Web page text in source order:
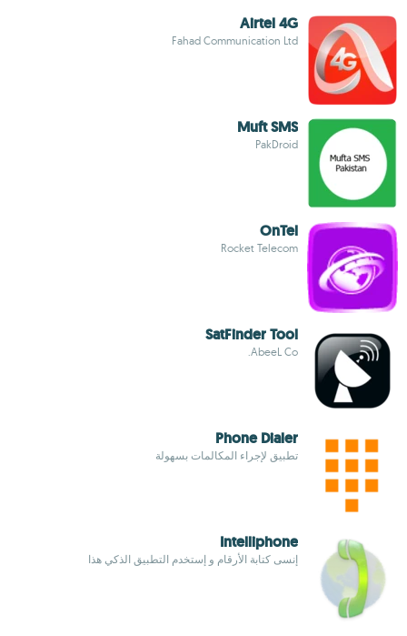
Airtel 4G
Fahad Communication Ltd
Muft SMS
PakDroid
OnTel
Rocket Telecom
SatFinder Tool
AbeeL Co.
Phone Dialer
تطبيق لإجراء المكالمات بسهولة
Intelliphone
إنسى كتابة الأرقام و إستخدم التطبيق الذكي هذا